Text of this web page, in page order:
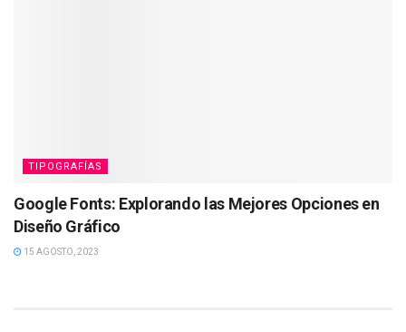
TIPOGRAFÍAS
Google Fonts: Explorando las Mejores Opciones en
Diseño Gráfico
15 AGOSTO, 2023